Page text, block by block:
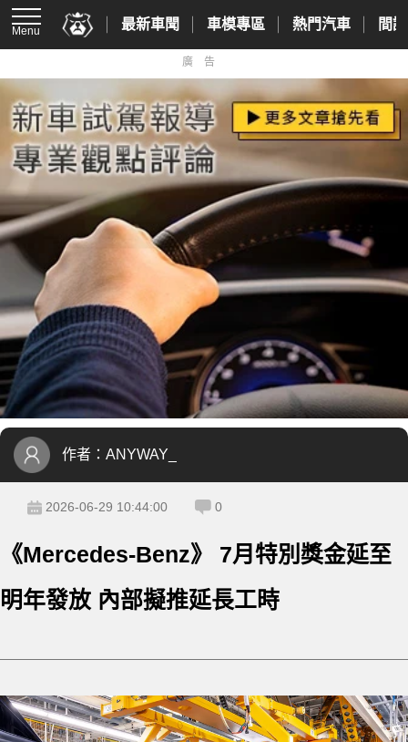
Menu 最新車聞 車模專區 熱門汽車 間
廣告
作者： ANYWAY_
2026-06-29 10:44:00 0
《Mercedes-Benz》 7月特別獎金延至
明年發放 內部擬推延長工時